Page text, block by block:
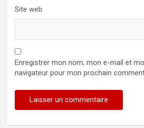
Site web
Enregistrer mon nom, mon e-mail et
navigateur pour mon prochain